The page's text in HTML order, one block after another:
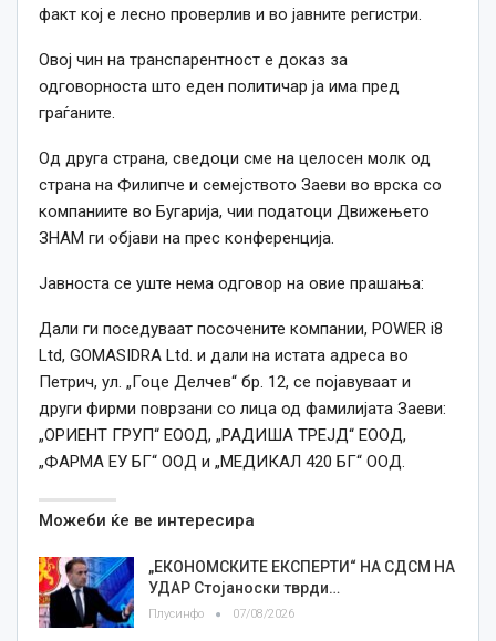
факт кој е лесно проверлив и во јавните регистри.
Овој чин на транспарентност е доказ за
одговорноста што еден политичар ја има пред
граѓаните.
Од друга страна, сведоци сме на целосен молк од
страна на Филипче и семејството Заеви во врска со
компаниите во Бугарија, чии податоци Движењето
ЗНАМ ги објави на прес конференција.
Јавноста се уште нема одговор на овие прашања:
Дали ги поседуваат посочените компании, POWER i8
Ltd, GOMASIDRA Ltd. и дали на истата адреса во
Петрич, ул. „Гоце Делчев“ бр. 12, се појавуваат и
други фирми поврзани со лица од фамилијата Заеви:
„ОРИЕНТ ГРУП“ ЕООД, „РАДИША ТРЕЈД“ ЕООД,
„ФАРМА ЕУ БГ“ ООД и „МЕДИКАЛ 420 БГ“ ООД.
Можеби ќе ве интересира
„ЕКОНОМСКИТЕ ЕКСПЕРТИ“ НА СДСМ НА
УДАР Стојаноски тврди…
Плусинфо 07/08/2026